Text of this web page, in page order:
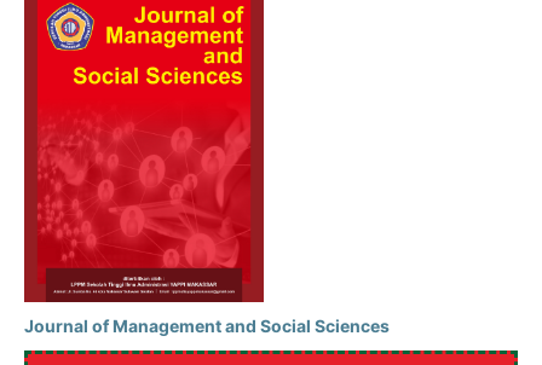
Journal of Management and Social Sciences